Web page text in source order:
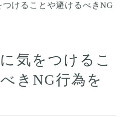
けることや避けるべきNG
気をつけるこ
きNG行為を